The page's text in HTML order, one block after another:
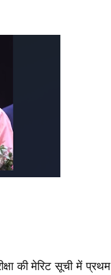
की मेरिट सूची में प्रथम